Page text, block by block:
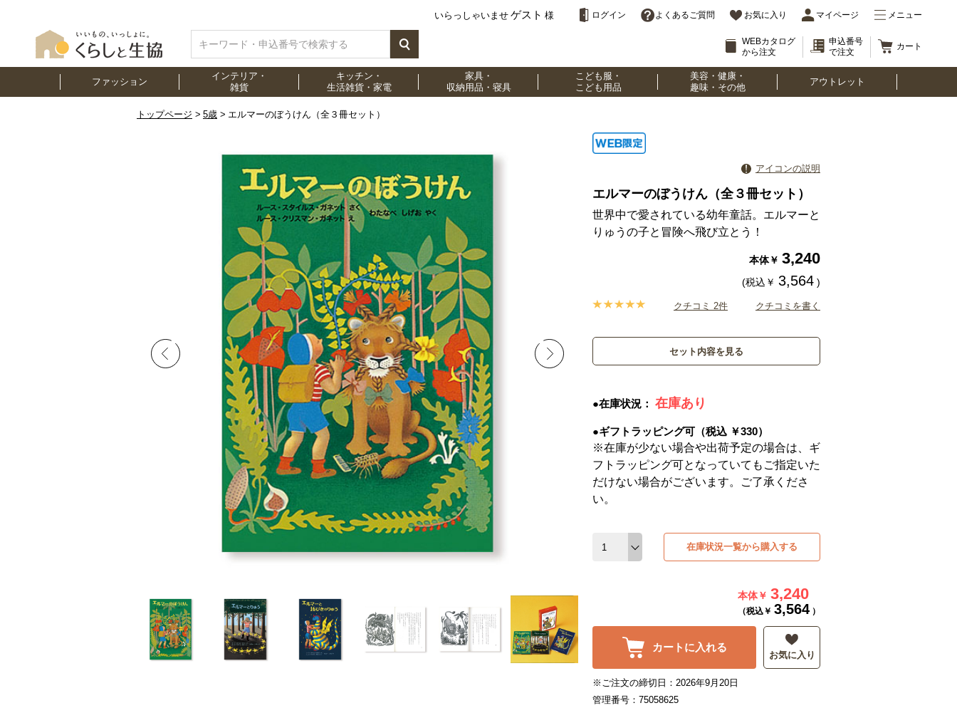
いらっしゃいませ ゲスト 様 ログイン よくあるご質問 お気に入り マイページ メニュー
WEBカタログ
から注文
申込番号
で注文
カート
ファッション
インテリア・
雑貨
キッチン・
生活雑貨・家電
家具・
収納用品・寝具
こども服・
こども用品
美容・健康・
趣味・その他
アウトレット
トップページ 5歳 エルマーのぼうけん（全３冊セット）
アイコンの説明
エルマーのぼうけん（全３冊セット）
世界中で愛されている幼年童話。エルマーと
りゅうの子と冒険へ飛び立とう！
本体￥ 3,240
(税込￥ 3,564 )
クチコミ 2件 クチコミを書く
セット内容を見る
●在庫状況： 在庫あり
●ギフトラッピング可（税込 ￥330）
※在庫が少ない場合や出荷予定の場合は、ギ
フトラッピング可となっていてもご指定いた
だけない場合がございます。ご了承くださ
い。
在庫状況一覧から購入する
本体￥ 3,240
（税込￥ 3,564 ）
カートに入れる
お気に入り
※ご注文の締切日：2026年9月20日
管理番号：75058625